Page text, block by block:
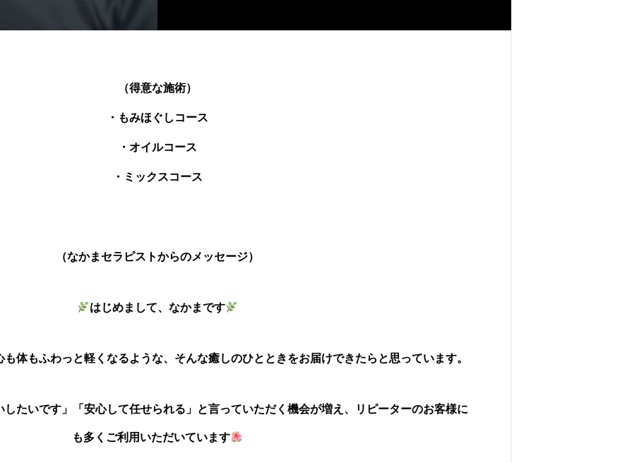
（得意な施術）
・もみほぐしコース
・オイルコース
・ミックスコース
（なかまセラピストからのメッセージ）
はじめまして、なかまです
体もふわっと軽くなるような、そんな癒しのひとときをお届けできたらと思っています。
たいです」「安心して任せられる」と言っていただく機会が増え、リピーターのお客様に
も多くご利用いただいています